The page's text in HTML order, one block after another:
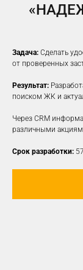
Задача: Сделать
от проверенных
Результат:
поиском ЖК и
Через CRM
различными
Срок разработки: